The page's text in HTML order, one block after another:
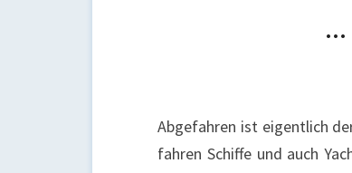
…
Abgefahren ist eigentlich
fahren Schiffe und auch